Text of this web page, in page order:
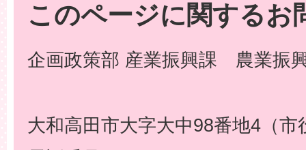
このページに関するお
企画政策部 産業振興課 農業振
大和高田市大字大中98番地4（市